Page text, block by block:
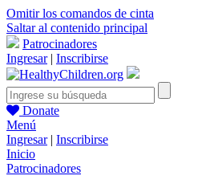
Omitir los comandos de cinta
Saltar al contenido principal
Patrocinadores
Ingresar| Inscribirse
Donate
Menú
Ingresar| Inscribirse
Inicio
Patrocinadores